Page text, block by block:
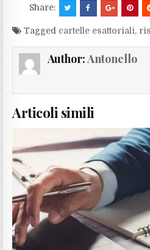
Share:
Tagged cartelle esattoriali,
Author:Antonello
Articoli simili